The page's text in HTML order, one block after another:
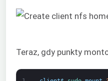
Teraz, gdy punkty